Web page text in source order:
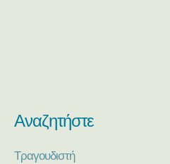
Αναζητήστε
Τραγουδιστή